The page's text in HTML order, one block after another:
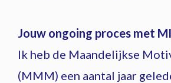
Jouw ongoing proces met
Ik heb de Maandelijkse
(MMM) een aantal jaar